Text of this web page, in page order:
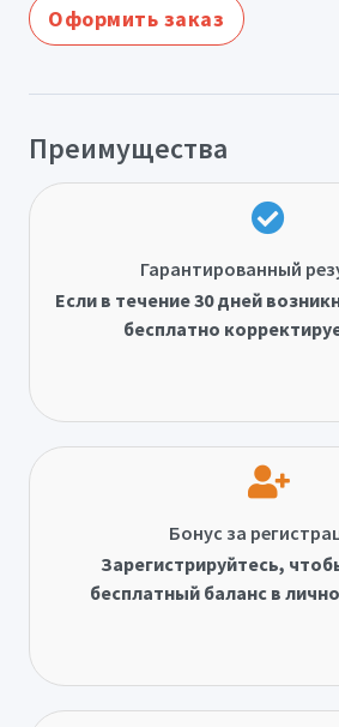
Оформить заказ
Преимущества
Гарантированный
Если в течение 30 дней
бесплатно
Бонус за
Зарегистрируйтесь,
бесплатный баланс в